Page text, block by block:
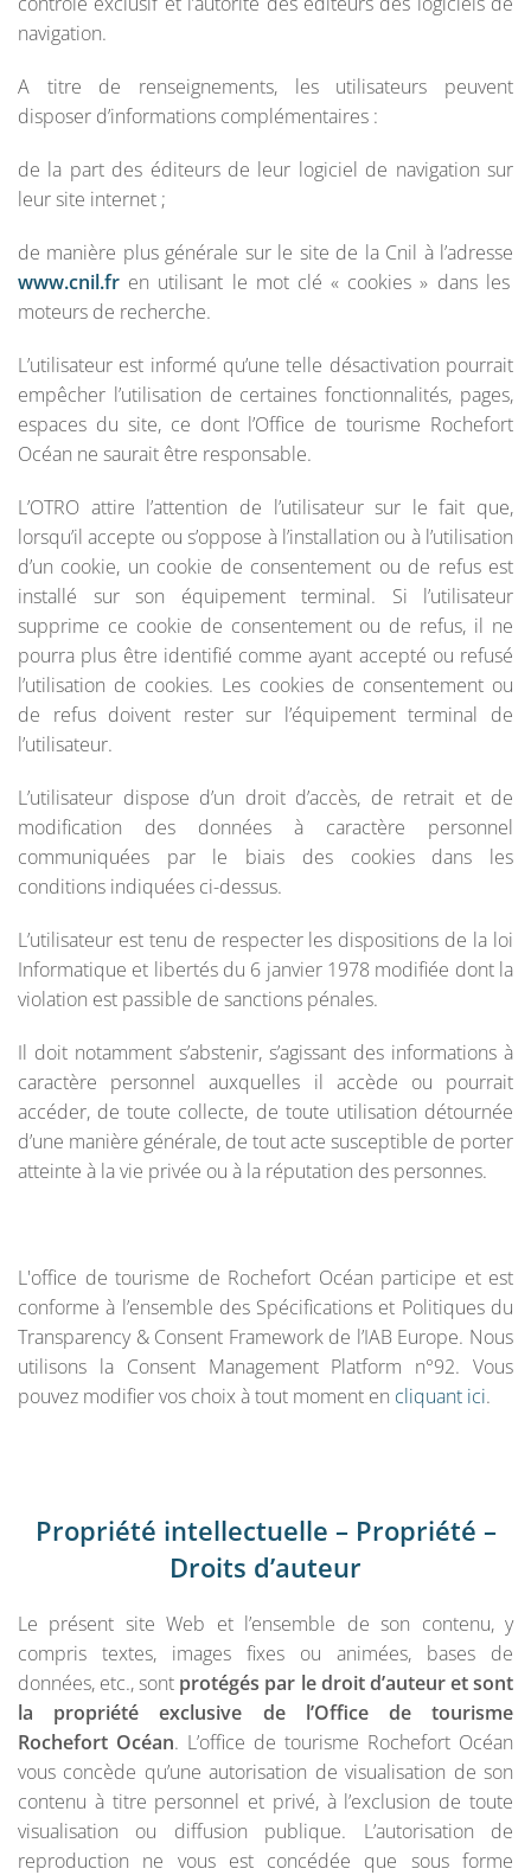
navigation.
A titre de renseignements, les utilisateurs peuvent
disposer d’informations complémentaires :
de la part des éditeurs de leur logiciel de navigation sur
leur site internet ;
de manière plus générale sur le site de la Cnil à l’adresse
www.cnil.fr en utilisant le mot clé « cookies » dans les
moteurs de recherche.
L’utilisateur est informé qu’une telle désactivation pourrait
empêcher l’utilisation de certaines fonctionnalités, pages,
espaces du site, ce dont l’Office de tourisme Rochefort
Océan ne saurait être responsable.
L’OTRO attire l’attention de l’utilisateur sur le fait que,
lorsqu’il accepte ou s’oppose à l’installation ou à l’utilisation
d’un cookie, un cookie de consentement ou de refus est
installé sur son équipement terminal. Si l’utilisateur
supprime ce cookie de consentement ou de refus, il ne
pourra plus être identifié comme ayant accepté ou refusé
l’utilisation de cookies. Les cookies de consentement ou
de refus doivent rester sur l’équipement terminal de
l’utilisateur.
L’utilisateur dispose d’un droit d’accès, de retrait et de
modification des données à caractère personnel
communiquées par le biais des cookies dans les
conditions indiquées ci-dessus.
L’utilisateur est tenu de respecter les dispositions de la loi
Informatique et libertés du 6 janvier 1978 modifiée dont la
violation est passible de sanctions pénales.
Il doit notamment s’abstenir, s’agissant des informations à
caractère personnel auxquelles il accède ou pourrait
accéder, de toute collecte, de toute utilisation détournée
d’une manière générale, de tout acte susceptible de porter
atteinte à la vie privée ou à la réputation des personnes.
L'office de tourisme de Rochefort Océan participe et est
conforme à l’ensemble des Spécifications et Politiques du
Transparency & Consent Framework de l’IAB Europe. Nous
utilisons la Consent Management Platform n°92. Vous
pouvez modifier vos choix à tout moment en cliquant ici.
Propriété intellectuelle – Propriété –
Droits d’auteur
Le présent site Web et l’ensemble de son contenu, y
compris textes, images fixes ou animées, bases de
données, etc., sont protégés par le droit d’auteur et sont
la propriété exclusive de l’Office de tourisme
Rochefort Océan. L’office de tourisme Rochefort Océan
vous concède qu’une autorisation de visualisation de son
contenu à titre personnel et privé, à l’exclusion de toute
visualisation ou diffusion publique. L’autorisation de
reproduction ne vous est concédée que sous forme